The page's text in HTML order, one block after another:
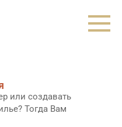
или создавать
Тогда Вам